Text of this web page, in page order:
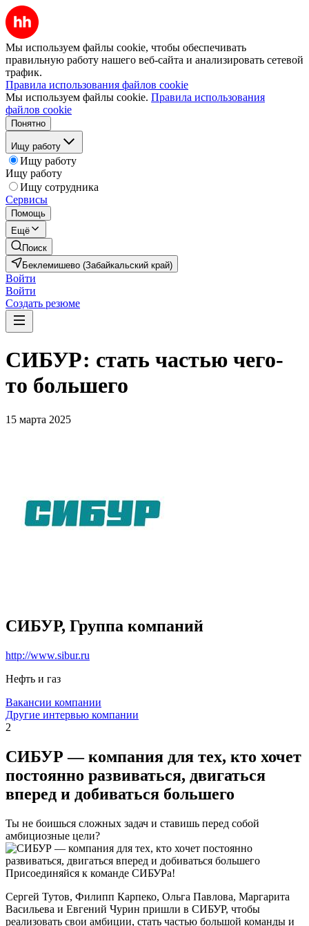
Мы используем файлы cookie, чтобы обеспечивать
правильную работу нашего веб-сайта и анализировать сетевой
трафик.
Правила использования файлов cookie
Мы используем файлы cookie. Правила использования
файлов cookie
Понятно
Ищу работу
Ищу работу
Ищу работу
Ищу сотрудника
Сервисы
Помощь
Ещё
Поиск
Беклемишево (Забайкальский край)
Войти
Войти
Создать резюме
СИБУР: стать частью чего-
то большего
15 марта 2025
СИБУР, Группа компаний
http://www.sibur.ru
Нефть и газ
Вакансии компании
Другие интервью компании
2
СИБУР — компания для тех, кто хочет
постоянно развиваться, двигаться
вперед и добиваться большего
Ты не боишься сложных задач и ставишь перед собой
амбициозные цели?
Присоединяйся к команде СИБУРа!
Сергей Тутов, Филипп Карпеко, Ольга Павлова, Маргарита
Васильева и Евгений Чурин пришли в СИБУР, чтобы
реализовать свои амбиции, стать частью большой команды и